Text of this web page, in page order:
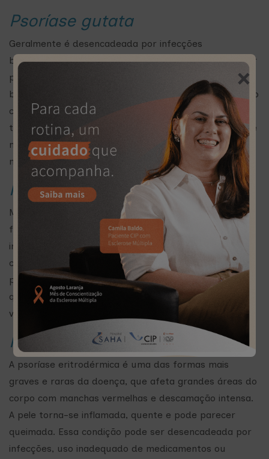
Psoríase gutata
Geralmente é desencadeada por infecções
bacterianas, como as de garganta. É caracterizada por
pequenas feridas, em forma de gota no tronco, nos
braços, nas pernas e no couro cabeludo. As feridas são
cobertas por uma fina escama, diferente das placas
típicas da psoríase que são grossas. Este tipo acomete
mais crianças e jovens antes dos 30 anos e pode
melhorar espontaneamente.
Psoríase artropática
Manifestação da psoríase nas articulações. Causa
fortes dores nas articulações, mais comumente ao
iniciar o movimento da articulação e tende a melhorar
com o movimento contínuo. Pode causar rigidez
progressiva e até deformidades permanentes. Afeta
qualquer articulação do corpo, inclusive a coluna
vertebral.
Psoríase eritrodérmica
A psoríase eritrodérmica é uma das formas mais
graves e raras da doença, que afeta grandes áreas do
corpo com manchas vermelhas e descamação intensa.
A pele torna-se inflamada, quente e pode parecer
queimada. Essa condição pode ser desencadeada por
infecções, uso inadequado de medicamentos ou
×